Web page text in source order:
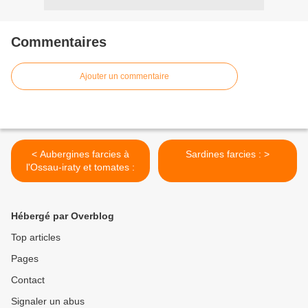
Commentaires
Ajouter un commentaire
< Aubergines farcies à
l'Ossau-iraty et tomates :
Sardines farcies : >
Hébergé par Overblog
Top articles
Pages
Contact
Signaler un abus